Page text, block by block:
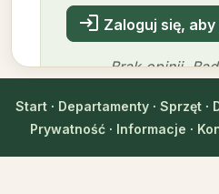
login Zaloguj się,
Brak opinii.
Start· Departamenty· Sprzęt·
Prywatność· Informacje ·